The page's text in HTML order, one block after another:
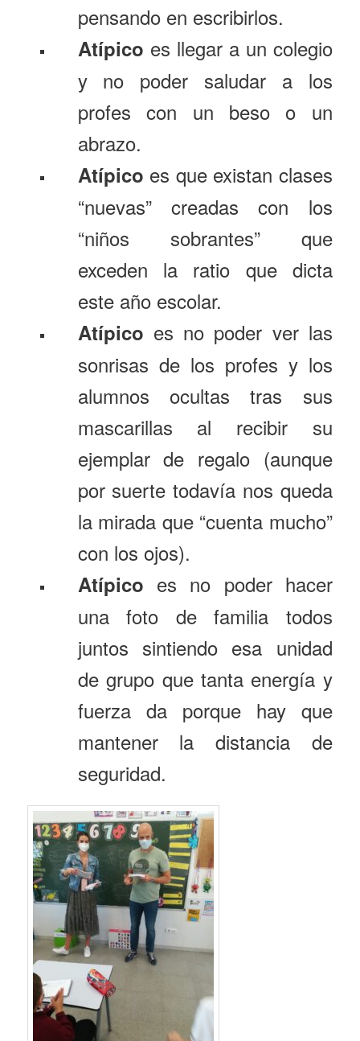
pensando en escribirlos.
Atípico es llegar a un colegio
y no poder saludar a los
profes con un beso o un
abrazo.
Atípico es que existan clases
“nuevas” creadas con los
“niños sobrantes” que
exceden la ratio que dicta
este año escolar.
Atípico es no poder ver las
sonrisas de los profes y los
alumnos ocultas tras sus
mascarillas al recibir su
ejemplar de regalo (aunque
por suerte todavía nos queda
la mirada que “cuenta mucho”
con los ojos).
Atípico es no poder hacer
una foto de familia todos
juntos sintiendo esa unidad
de grupo que tanta energía y
fuerza da porque hay que
mantener la distancia de
seguridad.